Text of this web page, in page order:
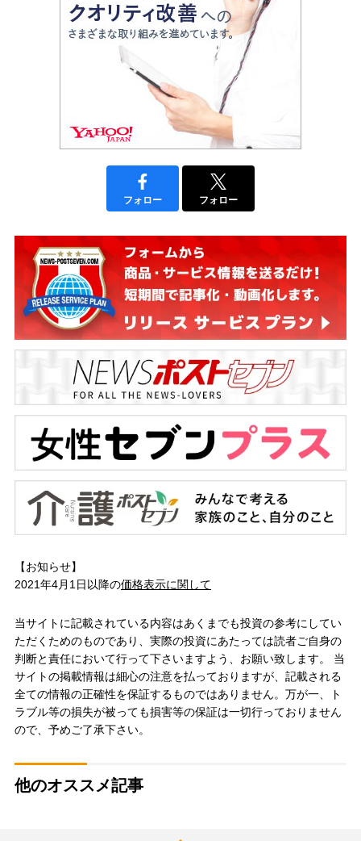
フォロー フォロー
【お知らせ】
2021年4月1日以降の価格表示に関して
当サイトに記載されている内容はあくまでも投資の参考にしてい
ただくためのものであり、実際の投資にあたっては読者ご自身の
判断と責任において行って下さいますよう、お願い致します。 当
サイトの掲載情報は細心の注意を払っておりますが、記載される
全ての情報の正確性を保証するものではありません。万が一、ト
ラブル等の損失が被っても損害等の保証は一切行っておりません
ので、予めご了承下さい。
他のオススメ記事